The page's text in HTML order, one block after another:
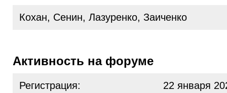
Кохан, Сенин, Лазуренко, Заиченко
Активность на форуме
Регистрация:
22 января